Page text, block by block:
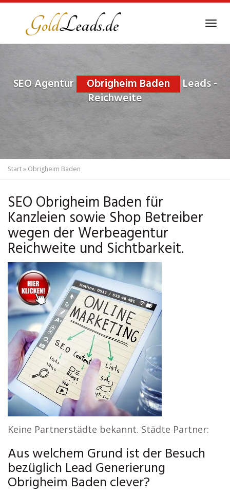
SEO Agentur Obrigheim Baden
Leads -
Reichweite
Start» Obrigheim Baden
SEO Obrigheim Baden für
Kanzleien sowie Shop Betreiber
wegen der Werbeagentur
Reichweite und Sichtbarkeit.
Keine Partnerstädte bekannt. Städte Partner:
Aus welchem Grund ist der Besuch
bezüglich Lead Generierung
Obrigheim Baden clever?